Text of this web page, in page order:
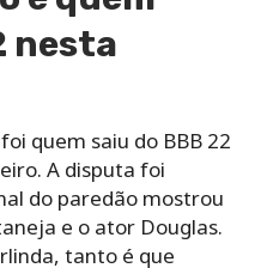
nesta
quem saiu do BBB 22
A disputa foi
do paredão mostrou
e o ator Douglas.
tanto é que